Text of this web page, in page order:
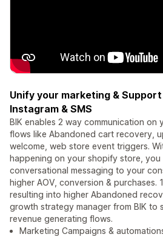
Unify your marketing &
Instagram & SMS
BIK enables 2 way communication on
flows like Abandoned cart recovery,
welcome, web store event triggers.
happening on your shopify store, you
conversational messaging to your
higher AOV, conversion & purchases.
resulting into higher Abandoned
growth strategy manager from BIK to
revenue generating flows.
Marketing Campaigns &